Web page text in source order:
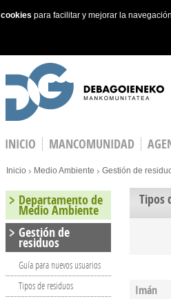
cookies para facilitar y mejorar la
INICIO MANCOMUNIDAD
You are here
Inicio Medio Ambiente Gestión de
Tipos
Imán
Departamento de
Medio Ambiente
Gestión de
residuos
Guía para nuevos usuarios
Tipos de residuos